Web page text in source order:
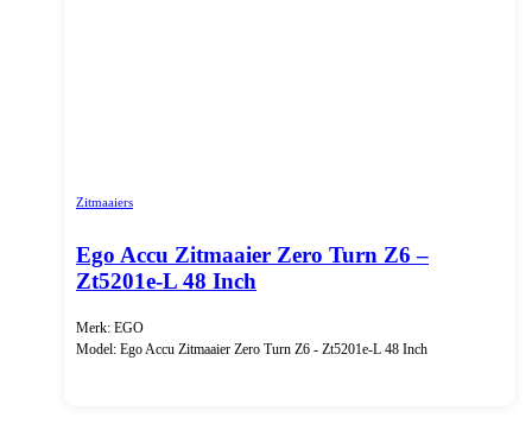
Zitmaaiers
Ego Accu Zitmaaier Zero Turn Z6 –
Zt5201e-L 48 Inch
Merk: EGO
Model: Ego Accu Zitmaaier Zero Turn Z6 - Zt5201e-L 48 Inch